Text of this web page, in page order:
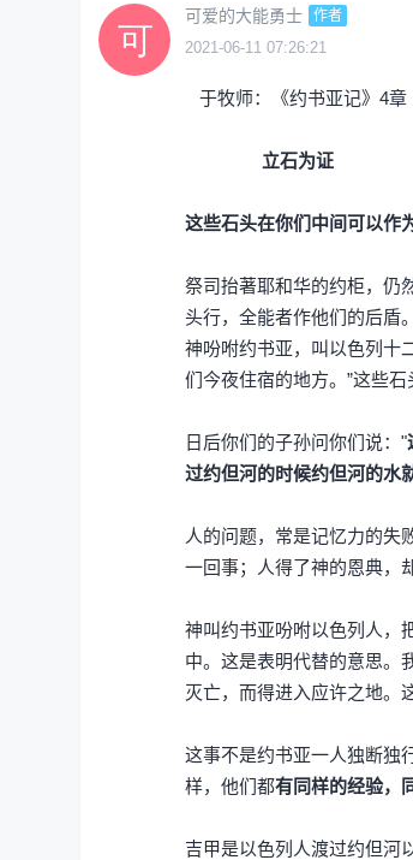
可爱的大能勇士 作者
2021-06-11 07:26:21
于牧师：《约书亚记》4章
立石为证
这些石头在你们中间可以作
祭司抬著耶和华的约柜，仍
头行，全能者作他们的后盾。
神吩咐约书亚，叫以色列十
们今夜住宿的地方。”这些石
日后你们的子孙问你们说："
过约但河的时候约但河的水
人的问题，常是记忆力的失
一回事；人得了神的恩典，
神叫约书亚吩咐以色列人，
中。这是表明代替的意思。
灭亡，而得进入应许之地。
这事不是约书亚一人独断独
样，他们都有同样的经验，
吉甲是以色列人渡过约但河